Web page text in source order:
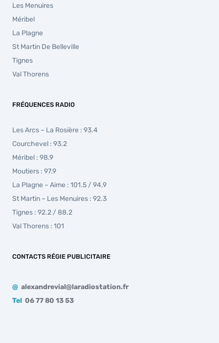
Les Menuires
Méribel
La Plagne
St Martin De Belleville
Tignes
Val Thorens
FRÉQUENCES RADIO
Les Arcs – La Rosière : 93.4
Courchevel : 93.2
Méribel : 98.9
Moutiers : 97.9
La Plagne – Aime : 101.5 / 94.9
St Martin – Les Menuires : 92.3
Tignes : 92.2 / 88.2
Val Thorens : 101
CONTACTS RÉGIE PUBLICITAIRE
@ alexandrevial@laradiostation.fr
Tel 06 77 80 13 53